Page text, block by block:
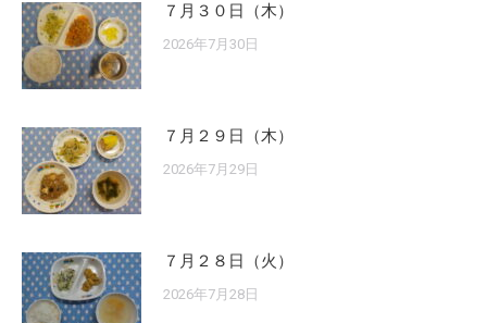
７月３０日（木）
2026年7月30日
７月２９日（木）
2026年7月29日
７月２８日（火）
2026年7月28日